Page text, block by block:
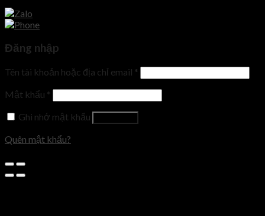
Đăng nhập
Tên tài khoản hoặc địa chỉ email *
Mật khẩu *
Ghi nhớ mật khẩu
Quên mật khẩu?